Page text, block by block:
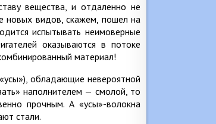
вещества, и отдаленно не
новых видов, скажем, пошел на
испытывать неимоверные
оказываются в потоке
материал!
обладающие невероятной
наполнителем — смолой, то
прочным. А «усы»-волокна
стали.